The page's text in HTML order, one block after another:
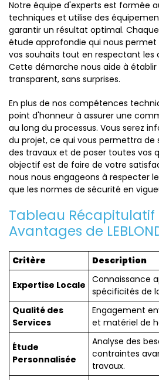
Notre équipe d'experts est formée
techniques et utilise des
garantir un résultat optimal.
étude approfondie qui nous
vos souhaits tout en respectant les
Cette démarche nous aide à établir
transparent, sans surprises.
En plus de nos compétences
point d'honneur à assurer une
au long du processus. Vous serez
du projet, ce qui vous permettra de
des travaux et de poser toutes vos
objectif est de faire de votre
nous nous engageons à respecter
que les normes de sécurité en
Tableau Récapitulatif
Avantages de
Critère Description
Expertise Locale Connaissance
spécificités de
Qualité des
Services
Engagement
et matériel de
Étude
Personnalisée
Analyse des
contraintes
travaux.